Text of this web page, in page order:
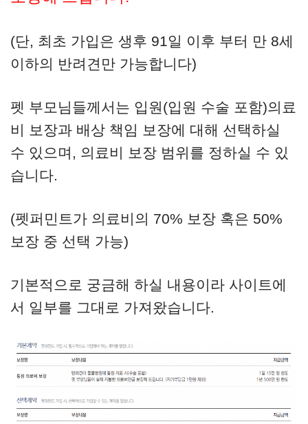
(단, 최초 가입은 생후 91일 이후 부터 만 8세
이하의 반려견만 가능합니다)
펫 부모님들께서는 입원(입원 수술 포함)의료
비 보장과 배상 책임 보장에 대해 선택하실
수 있으며, 의료비 보장 범위를 정하실 수 있
습니다.
(펫퍼민트가 의료비의 70% 보장 혹은 50%
보장 중 선택 가능)
기본적으로 궁금해 하실 내용이라 사이트에
서 일부를 그대로 가져왔습니다.